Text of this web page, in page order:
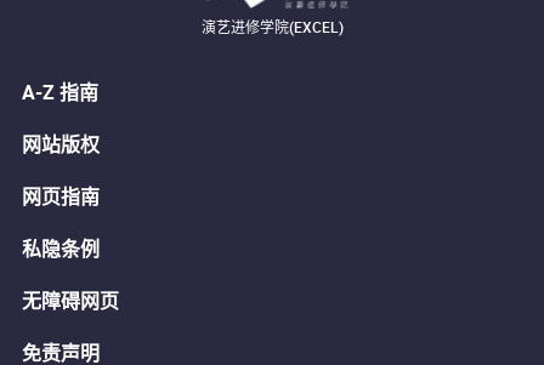
演艺进修学院(EXCEL)
A-Z 指南
网站版权
网页指南
私隐条例
无障碍网页
免责声明